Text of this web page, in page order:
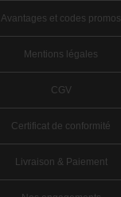
Avantages et codes promos
Mentions légales
CGV
Certificat de conformité
Livraison & Paiement